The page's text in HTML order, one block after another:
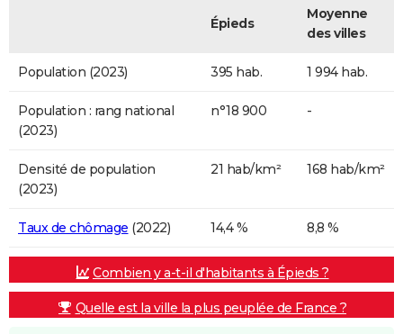
Épieds
Moyenne
des villes
Population (2023) 395 hab. 1 994 hab.
Population : rang national
(2023)
n°18 900 -
Densité de population
(2023)
21 hab/km² 168 hab/km²
Taux de chômage (2022) 14,4 % 8,8 %
Combien y a-t-il d'habitants à Épieds ?
Quelle est la ville la plus peuplée de France ?